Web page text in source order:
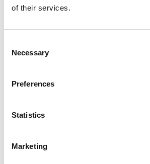
of their services.
Selection
Necessary
Preferences
Statistics
Marketing
für den 1. Juli 2027 geplant,